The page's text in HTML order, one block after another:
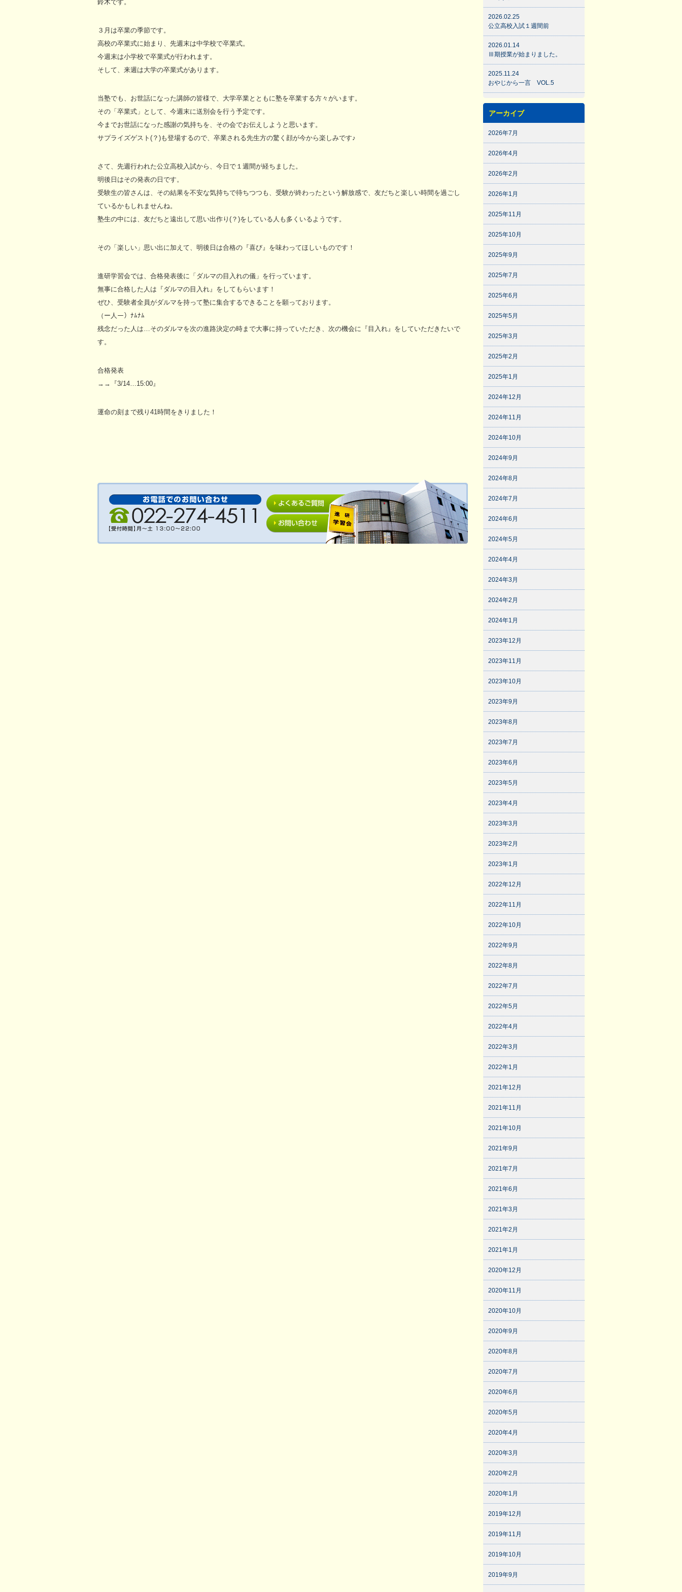
鈴木です。
３月は卒業の季節です。
高校の卒業式に始まり、先週末は中学校で卒業式。
今週末は小学校で卒業式が行われます。
そして、来週は大学の卒業式があります。
当塾でも、お世話になった講師の皆様で、大学卒業とともに塾を卒業する方々がいます。
その「卒業式」として、今週末に送別会を行う予定です。
今までお世話になった感謝の気持ちを、その会でお伝えしようと思います。
サプライズゲスト(？)も登場するので、卒業される先生方の驚く顔が今から楽しみです♪
さて、先週行われた公立高校入試から、今日で１週間が経ちました。
明後日はその発表の日です。
受験生の皆さんは、その結果を不安な気持ちで待ちつつも、受験が終わったという解放感で、友だちと楽しい時間を過ごし
ているかもしれませんね。
塾生の中には、友だちと遠出して思い出作り(？)をしている人も多くいるようです。
その「楽しい」思い出に加えて、明後日は合格の『喜び』を味わってほしいものです！
進研学習会では、合格発表後に「ダルマの目入れの儀」を行っています。
無事に合格した人は『ダルマの目入れ』をしてもらいます！
ぜひ、受験者全員がダルマを持って塾に集合するできることを願っております。
（ー人ー）ﾅﾑﾅﾑ
残念だった人は…そのダルマを次の進路決定の時まで大事に持っていただき、次の機会に『目入れ』をしていただきたいで
す。
合格発表
→→『3/14…15:00』
運命の刻まで残り41時間をきりました！
2026.02.25
公立高校入試１週間前
2026.01.14
Ⅲ期授業が始まりました。
2025.11.24
おやじから一言 VOL.5
アーカイブ
2026年7月
2026年4月
2026年2月
2026年1月
2025年11月
2025年10月
2025年9月
2025年7月
2025年6月
2025年5月
2025年3月
2025年2月
2025年1月
2024年12月
2024年11月
2024年10月
2024年9月
2024年8月
2024年7月
2024年6月
2024年5月
2024年4月
2024年3月
2024年2月
2024年1月
2023年12月
2023年11月
2023年10月
2023年9月
2023年8月
2023年7月
2023年6月
2023年5月
2023年4月
2023年3月
2023年2月
2023年1月
2022年12月
2022年11月
2022年10月
2022年9月
2022年8月
2022年7月
2022年5月
2022年4月
2022年3月
2022年1月
2021年12月
2021年11月
2021年10月
2021年9月
2021年7月
2021年6月
2021年3月
2021年2月
2021年1月
2020年12月
2020年11月
2020年10月
2020年9月
2020年8月
2020年7月
2020年6月
2020年5月
2020年4月
2020年3月
2020年2月
2020年1月
2019年12月
2019年11月
2019年10月
2019年9月